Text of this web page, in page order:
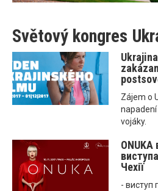
Světový kongres
Zájem o
vojáky.
Чехії
- виступ